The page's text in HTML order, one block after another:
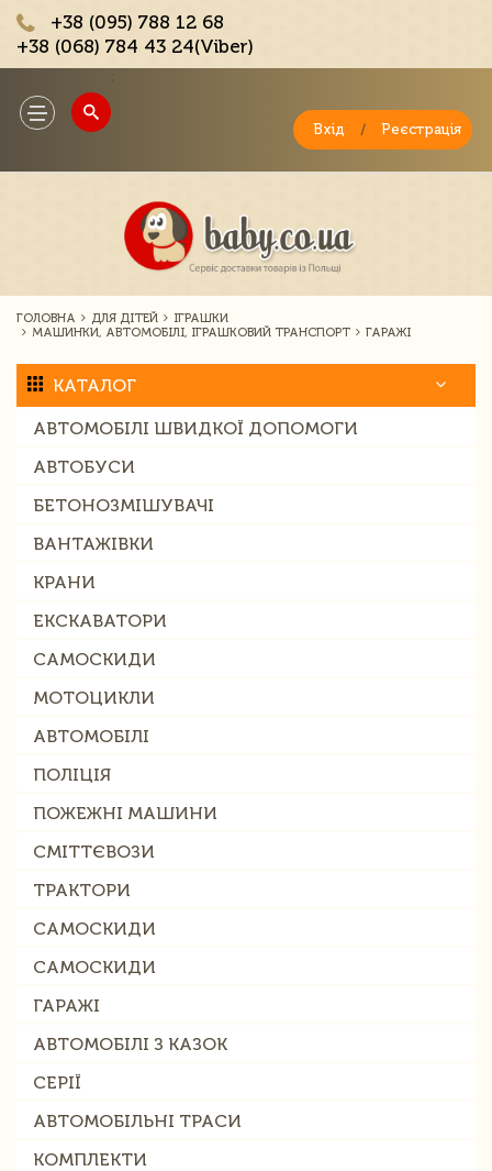
+38 (095) 788 12 68
+38 (068) 784 43 24(Viber)
Toggle
navigation
Вхід / Реєстрація
ГОЛОВНА ДЛЯ ДІТЕЙ
ІГРАШКИ
МАШИНКИ, АВТОМОБІЛІ, ІГРАШКОВИЙ ТРАНСПОРТ
ГАРАЖІ
КАТАЛОГ
АВТОМОБІЛІ ШВИДКОЇ ДОПОМОГИ
АВТОБУСИ
БЕТОНОЗМІШУВАЧІ
ВАНТАЖІВКИ
КРАНИ
ЕКСКАВАТОРИ
САМОСКИДИ
МОТОЦИКЛИ
АВТОМОБІЛІ
ПОЛІЦІЯ
ПОЖЕЖНІ МАШИНИ
СМІТТЄВОЗИ
ТРАКТОРИ
САМОСКИДИ
САМОСКИДИ
ГАРАЖІ
АВТОМОБІЛІ З КАЗОК
СЕРІЇ
АВТОМОБІЛЬНІ ТРАСИ
КОМПЛЕКТИ